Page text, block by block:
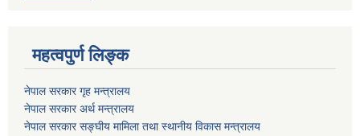
महत्वपुर्ण लिङ्क
नेपाल सरकार गृह मन्त्रालय
नेपाल सरकार अर्थ मन्त्रालय
नेपाल सरकार सङ्घीय मामिला तथा स्थानीय विकास मन्त्रालय